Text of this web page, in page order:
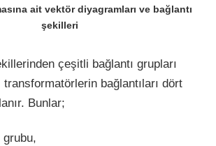
ait vektör diyagramları ve bağlantı
şekilleri
çeşitli bağlantı grupları
bağlantıları dört
Bunlar;